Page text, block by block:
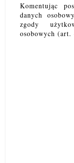
Komentując
danych
zgody
osobowych